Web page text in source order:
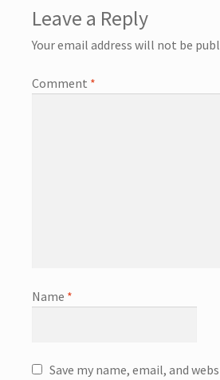
Leave a Reply
Your email address will not be
Comment *
Name *
Save my name, email, and